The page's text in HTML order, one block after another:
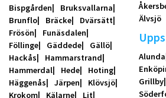
Bispgården
Bruksvallarna
Brunflo
Bräcke
Dvärsätt
Frösön
Funäsdalen
Föllinge
Gäddede
Gällö
Hackås
Hammarstrand
Hammerdal
Hede
Hoting
Häggenås
Järpen
Klövsjö
Krokom
Kälarne Lit
Älvsjö
Alunda
Grillby